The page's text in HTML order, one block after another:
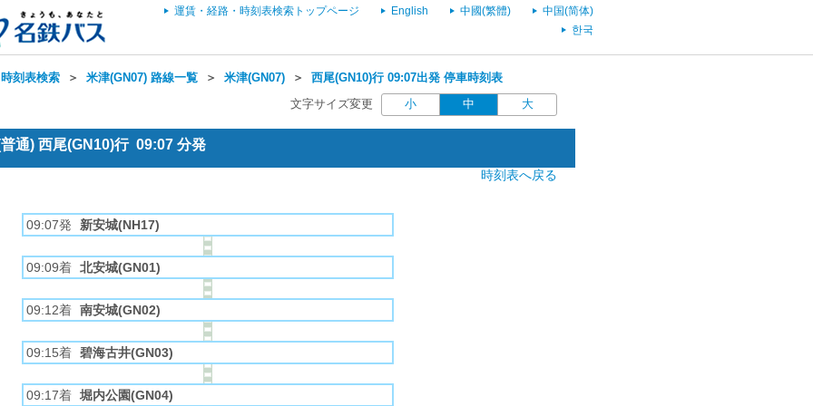
運賃・経路・時刻表検索トップページ English 中國(繁體)
中国(简体)
한국
刻表検索 ＞ 米津(GN07) 路線一覧 ＞ 米津(GN07) ＞ 西尾(GN10)行 09:07出発 停車時刻表
文字サイズ変更 小 中 大
通) 西尾(GN10)行 09:07 分発
時刻表へ戻る
09:07発 新安城(NH17)
09:09着 北安城(GN01)
09:12着 南安城(GN02)
09:15着 碧海古井(GN03)
09:17着 堀内公園(GN04)